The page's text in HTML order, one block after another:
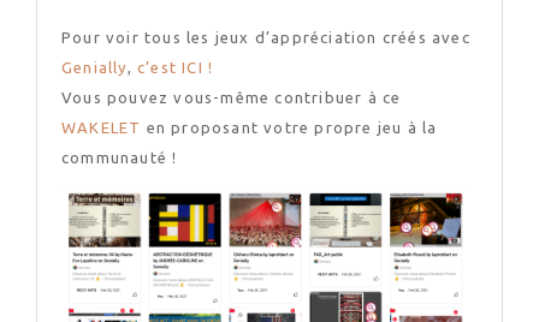
Pour voir tous les jeux d’appréciation créés avec
Genially,c’est ICI !
Vous pouvez vous-même contribuer à ce
WAKELET en proposant votre propre jeu à la
communauté !